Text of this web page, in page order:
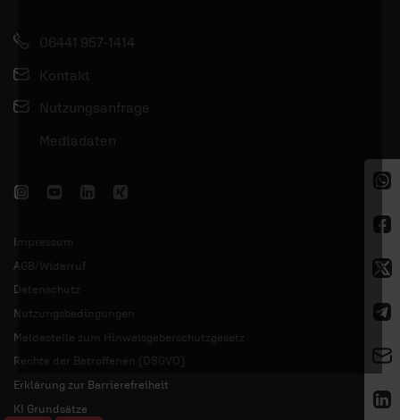
06441 957-1414
Kontakt
Nutzungsanfrage
Mediadaten
Impressum
AGB/Widerruf
Datenschutz
Nutzungsbedingungen
Meldestelle zum Hinweisgeberschutzgesetz
Rechte der Betroffenen (DSGVO)
Erklärung zur Barrierefreiheit
KI Grundsätze